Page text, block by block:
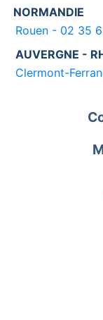
NORMANDIE
Rouen - 02 35
AUVERGNE -
Clermont-